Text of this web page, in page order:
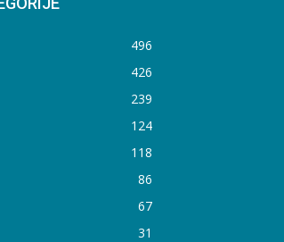
496
426
239
124
118
86
67
31